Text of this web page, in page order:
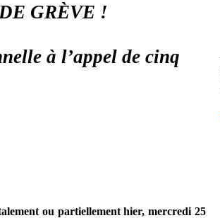
GRÈVE !
à l’appel de cinq
ou partiellement hier, mercredi 25